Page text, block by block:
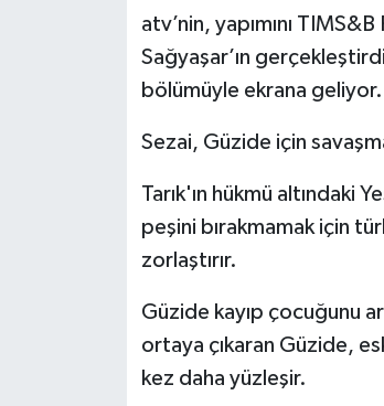
atv’nin, yapımını TIMS&B
Sağyaşar’ın
bölümüyle ekrana geliyor.
Sezai, Güzide için
Tarık'ın hükmü altındaki
peşini bırakmamak için
zorlaştırır.
Güzide kayıp çocuğunu
ortaya çıkaran Güzide,
kez daha yüzleşir.